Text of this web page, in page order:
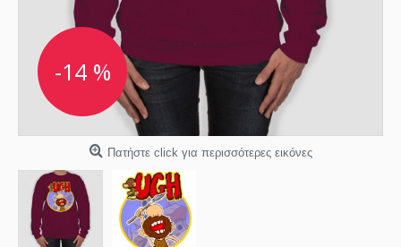
-14 %
Πατήστε click για περισσότερες εικόνες